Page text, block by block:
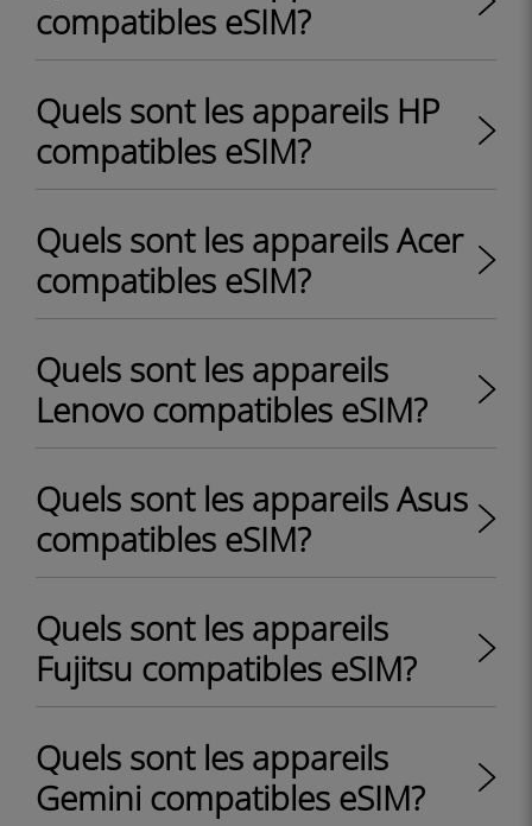
compatibles eSIM?
Quels sont les appareils HP
compatibles eSIM?
Quels sont les appareils Acer
compatibles eSIM?
Quels sont les appareils
Lenovo compatibles eSIM?
Quels sont les appareils Asus
compatibles eSIM?
Quels sont les appareils
Fujitsu compatibles eSIM?
Quels sont les appareils
Gemini compatibles eSIM?